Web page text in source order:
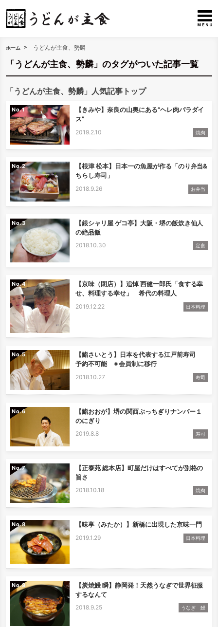
ホーム うどんが主食、勢麟
「うどんが主食、勢麟」のタグがついた記事一覧
「うどんが主食、勢麟」人気記事トップ
No.
【きみや】奈良の山奥にある”ヘレ肉パラダイ
ス”
2019.2.10 焼肉
No.
【根津 松本】日本一の魚屋が作る「のり弁当&
ちらし寿司」
2018.9.26 お弁当
No.
【銀シャリ屋 ゲコ亭】大阪・堺の飯炊き仙人
の絶品飯
2018.10.30 定食
No.
【京味（閉店）】追悼 西健一郎氏「食する幸
せ、料理する幸せ」 希代の料理人
2019.12.22 日本料理
No.
【鮨さいとう】日本を代表する江戸前寿司
予約不可能 ※会員制に移行
2018.10.27 寿司
No.
【鮨おおが】堺の関西ぶっちぎりナンバー１
のにぎり
2019.8.8 寿司
No.
【正泰苑 総本店】町屋だけはすべてが別格の
旨さ
2018.10.18 焼肉
No. 【味享（みたか）】新橋に出現した京味一門
2019.1.29 日本料理
No.
【炭焼鰻 瞬】静岡発！天然うなぎで世界征服
するなんて
2018.9.25 うなぎ 鰻